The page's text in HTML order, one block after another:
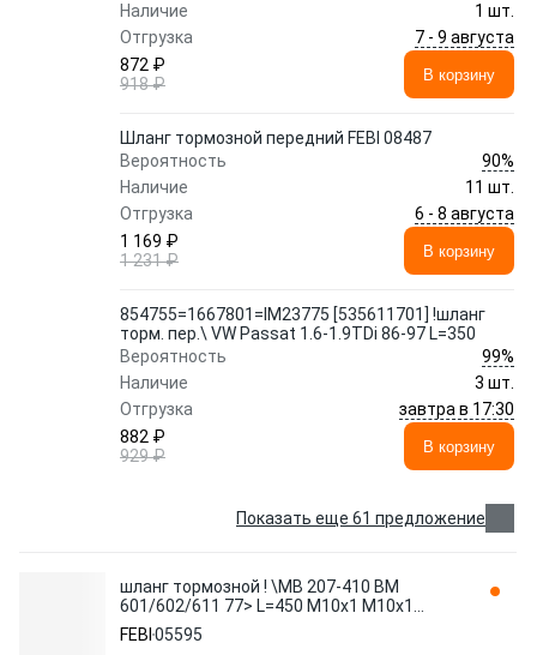
Наличие
1 шт.
Отгрузка
7 - 9 августа
872 ₽
918 ₽
В корзину
Шланг тормозной передний FEBI 08487
Вероятность
90%
Наличие
11 шт.
Отгрузка
6 - 8 августа
1 169 ₽
1 231 ₽
В корзину
854755=1667801=IM23775 [535611701] !шланг
торм. пер.\ VW Passat 1.6-1.9TDi 86-97 L=350
Вероятность
99%
Наличие
3 шт.
Отгрузка
завтра в 17:30
882 ₽
929 ₽
В корзину
Показать еще 61 предложение
шланг тормозной ! \MB 207-410 BM
601/602/611 77> L=450 M10x1 M10x1
SW14 05595 FEBI
FEBI 05595